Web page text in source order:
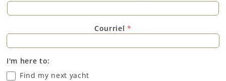
Courriel*
I'm here to:
Find my next yacht